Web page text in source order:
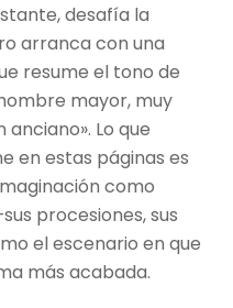
desafía la
arranca con una
resume el tono de
mayor, muy
Lo que
en estas páginas es
como
procesiones, sus
el escenario en que
más acabada.